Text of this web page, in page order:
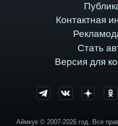
Контактная
Стать
Версия для
Аймкук © 2007-2026 год. Все